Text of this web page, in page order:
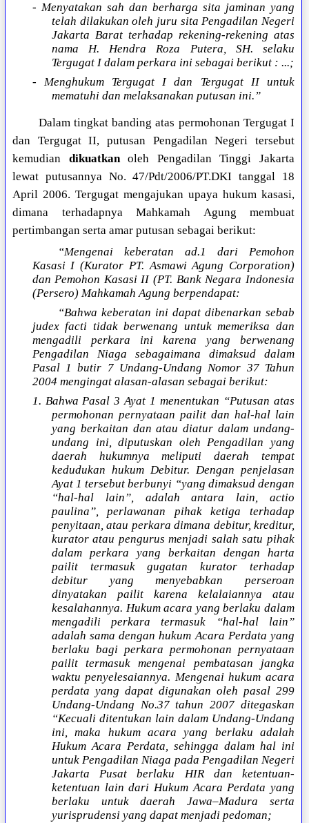
- Menyatakan sah dan berharga sita jaminan yang
telah dilakukan oleh juru sita Pengadilan Negeri
Jakarta Barat terhadap rekening-rekening atas
nama H. Hendra Roza Putera, SH. selaku
Tergugat I dalam perkara ini sebagai berikut : ...;
- Menghukum Tergugat I dan Tergugat II untuk
mematuhi dan melaksanakan putusan ini.”
Dalam tingkat banding atas permohonan Tergugat I
dan Tergugat II, putusan Pengadilan Negeri tersebut
kemudian dikuatkanoleh Pengadilan Tinggi Jakarta
lewat putusannya No. 47/Pdt/2006/PT.DKI tanggal 18
April 2006. Tergugat mengajukan upaya hukum kasasi,
dimana terhadapnya Mahkamah Agung membuat
pertimbangan serta amar putusan sebagai berikut:
“Mengenai keberatan ad.1 dari Pemohon
Kasasi I (Kurator PT. Asmawi Agung Corporation)
dan Pemohon Kasasi II (PT. Bank Negara Indonesia
(Persero) Mahkamah Agung berpendapat:
“Bahwa keberatan ini dapat dibenarkan sebab
judex facti tidak berwenang untuk memeriksa dan
mengadili perkara ini karena yang berwenang
Pengadilan Niaga sebagaimana dimaksud dalam
Pasal 1 butir 7 Undang-Undang Nomor 37 Tahun
2004 mengingat alasan-alasan sebagai berikut:
1. Bahwa Pasal 3 Ayat 1 menentukan “Putusan atas
permohonan pernyataan pailit dan hal-hal lain
yang berkaitan dan atau diatur dalam undang-
undang ini, diputuskan oleh Pengadilan yang
daerah hukumnya meliputi daerah tempat
kedudukan hukum Debitur. Dengan penjelasan
Ayat 1 tersebut berbunyi “yang dimaksud dengan
“hal-hal lain”, adalah antara lain, actio
paulina”, perlawanan pihak ketiga terhadap
penyitaan, atau perkara dimana debitur, kreditur,
kurator atau pengurus menjadi salah satu pihak
dalam perkara yang berkaitan dengan harta
pailit termasuk gugatan kurator terhadap
debitur yang menyebabkan perseroan
dinyatakan pailit karena kelalaiannya atau
kesalahannya. Hukum acara yang berlaku dalam
mengadili perkara termasuk “hal-hal lain”
adalah sama dengan hukum Acara Perdata yang
berlaku bagi perkara permohonan pernyataan
pailit termasuk mengenai pembatasan jangka
waktu penyelesaiannya. Mengenai hukum acara
perdata yang dapat digunakan oleh pasal 299
Undang-Undang No.37 tahun 2007 ditegaskan
“Kecuali ditentukan lain dalam Undang-Undang
ini, maka hukum acara yang berlaku adalah
Hukum Acara Perdata, sehingga dalam hal ini
untuk Pengadilan Niaga pada Pengadilan Negeri
Jakarta Pusat berlaku HIR dan ketentuan-
ketentuan lain dari Hukum Acara Perdata yang
berlaku untuk daerah Jawa–Madura serta
yurisprudensi yang dapat menjadi pedoman;